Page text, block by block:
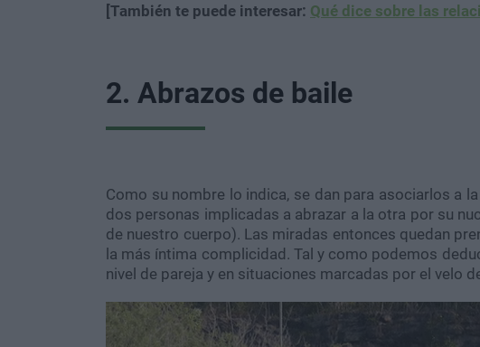
[También te puede interesar: Qué dice sobre las
2. Abrazos de baile
Como su nombre lo indica, se dan para asociarlos a
dos personas implicadas a abrazar a la otra por su
de nuestro cuerpo). Las miradas entonces quedan
la más íntima complicidad. Tal y como podemos
nivel de pareja y en situaciones marcadas por el velo